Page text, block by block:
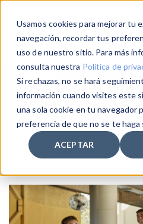
Usamos cookies para mejorar tu
navegación, recordar tus
uso de nuestro sitio. Para más
consulta nuestra Política de
Si rechazas, no se hará
información cuando visites este
una sola cookie en tu navegador
preferencia de que no se te
ACEPTAR
Home actividades